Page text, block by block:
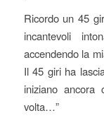
Ricordo un 45
incantevoli
accendendo la
Il 45 giri ha
iniziano ancora
volta…”